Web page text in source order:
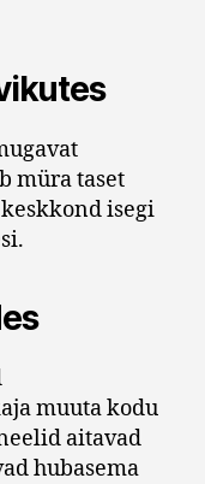
müra taset
isegi
muuta kodu
aitavad
hubasema